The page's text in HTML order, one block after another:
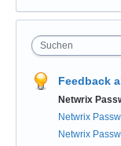
Suchen
Feedback
Netwrix
Netwrix
Netwrix